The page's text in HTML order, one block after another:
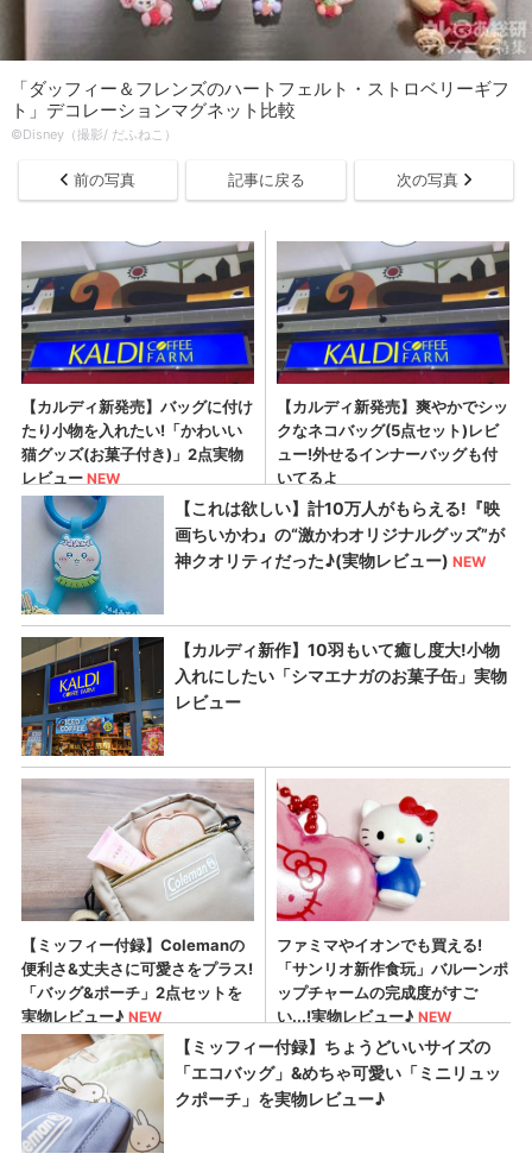
「ダッフィー＆フレンズのハートフェルト・ストロベリーギフ
ト」デコレーションマグネット比較
©Disney（撮影/ だふねこ）
前の写真 記事に戻る 次の写真